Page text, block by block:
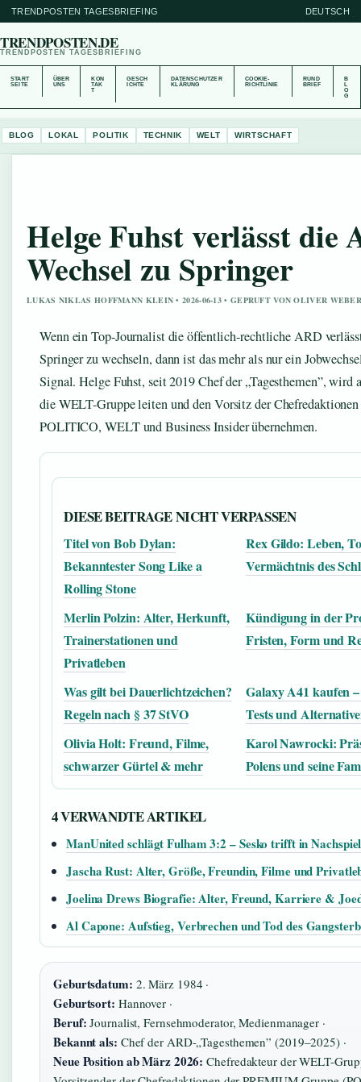
TRENDPOSTEN TAGESBRIEFING DEUTSCH
TRENDPOSTEN.DE
TRENDPOSTEN TAGESBRIEFING
START
SEITE
ÜBER
UNS
KON
TAK
T
GESCH
ICHTE
DATENSCHUTZER
KLÄRUNG
COOKIE-
RICHTLINIE
RUND
BRIEF
B
O
G
BLOG LOKAL POLITIK TECHNIK WELT WIRTSCHAFT
Helge Fuhst verlässt die
Wechsel zu Springer
LUKAS NIKLAS HOFFMANN KLEIN • 2026-06-13 • GEPRUFT VON OLIVER
Wenn ein Top-Journalist die öffentlich-rechtliche ARD
Springer zu wechseln, dann ist das mehr als nur ein
Signal. Helge Fuhst, seit 2019 Chef der „Tagesthemen”, wird
die WELT-Gruppe leiten und den Vorsitz der
POLITICO, WELT und Business Insider übernehmen.
DIESE BEITRAGE NICHT VERPASSEN
Titel von Bob Dylan:
Bekanntester Song Like a
Rolling Stone
Rex Gildo: Leben,
Vermächtnis des
Merlin Polzin: Alter, Herkunft,
Trainerstationen und
Privatleben
Kündigung in der
Fristen, Form und
Was gilt bei Dauerlichtzeichen?
Regeln nach § 37 StVO
Galaxy A41 kaufen
Tests und
Olivia Holt: Freund, Filme,
schwarzer Gürtel & mehr
Karol Nawrocki:
Polens und seine
4 VERWANDTE ARTIKEL
ManUnited schlägt Fulham 3:2 – Sesko trifft in
Jascha Rust: Alter, Größe, Freundin, Filme und
Joelina Drews Biografie: Alter, Freund, Karriere &
Al Capone: Aufstieg, Verbrechen und Tod des
Geburtsdatum: 2. März 1984 ·
Geburtsort: Hannover ·
Beruf: Journalist, Fernsehmoderator, Medienmanager ·
Bekannt als: Chef der ARD-„Tagesthemen” (2019–2025) ·
Neue Position ab März 2026: Chefredakteur der WELT-